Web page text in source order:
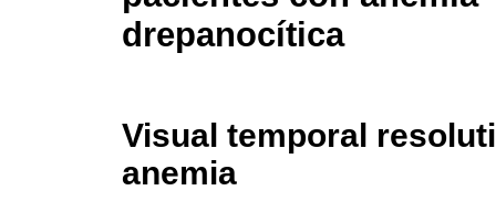
drepanocítica
Visual temporal
anemia